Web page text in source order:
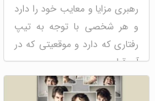
رهبری مزایا و معایب خود را دارد
و هر شخصی با توجه به تیپ
رفتاری که دارد و موقعیتی که در
آن قرار می ...